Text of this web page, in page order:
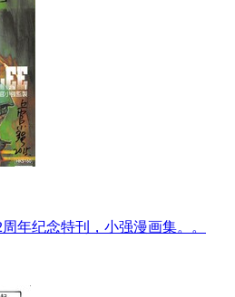
周年纪念特刊，小强漫画集。。